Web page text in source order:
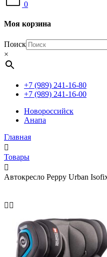
0
Моя корзина
Поиск
×
+7 (989) 241-16-80
+7 (989) 241-16-00
Новороссийск
Анапа
Главная
Товары
Автокресло Peppy Urban